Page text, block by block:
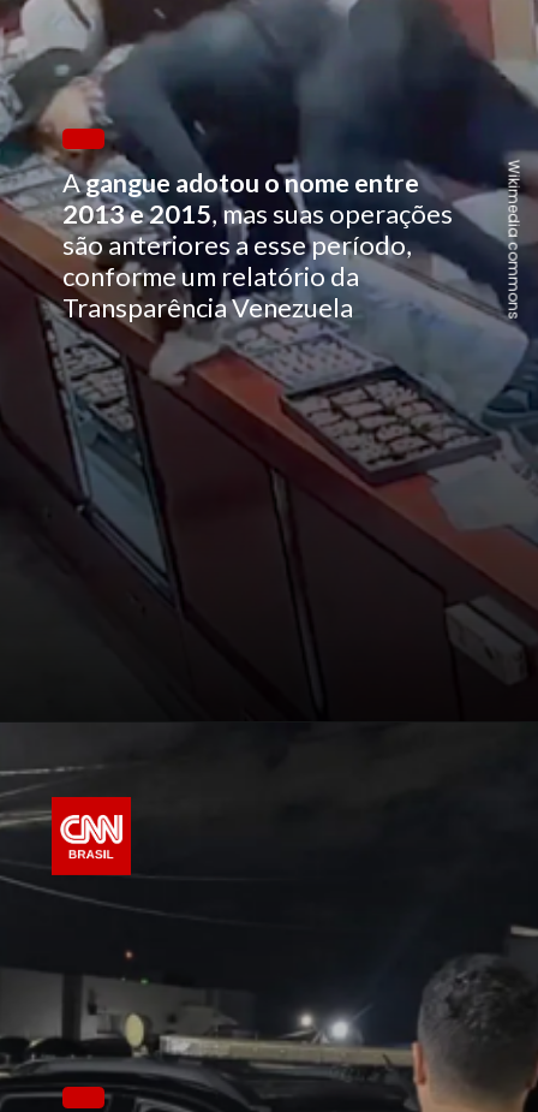
Agangue adotou o nome entre
2013 e 2015, mas suas operações
são anteriores a esse período,
conforme um relatório da
Transparência Venezuela
Wikimedia commons